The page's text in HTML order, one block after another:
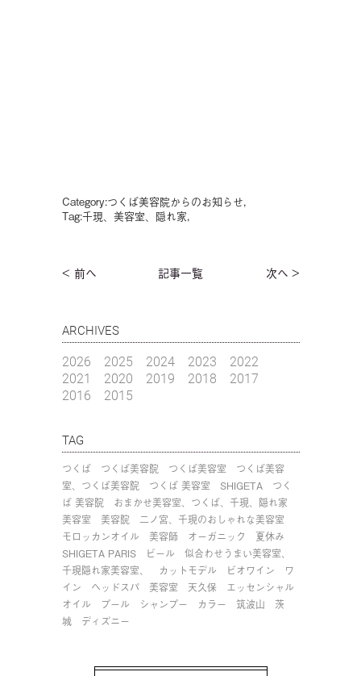
Category:つくば美容院からのお知らせ,
Tag:千現、美容室、隠れ家,
< 前へ 記事一覧 次へ >
ARCHIVES
2026 2025 2024 2023
2022
2021
2020 2019 2018
2017
2016
2015
TAG
つくば つくば美容院 つくば美容室
つくば美容
室、つくば美容院
つくば 美容室 SHIGETA
つく
ば 美容院
おまかせ美容室、つくば、千現、隠れ家
美容室
美容院
二ノ宮、千現のおしゃれな美容室
モロッカンオイル
美容師 オーガニック
夏休み
SHIGETA PARIS
ビール
似合わせうまい美容室、
千現隠れ家美容室、
カットモデル ビオワイン
ワ
イン
ヘッドスパ 美容室 天久保
エッセンシャル
オイル
プール シャンプー カラー 筑波山
茨
城
ディズニー